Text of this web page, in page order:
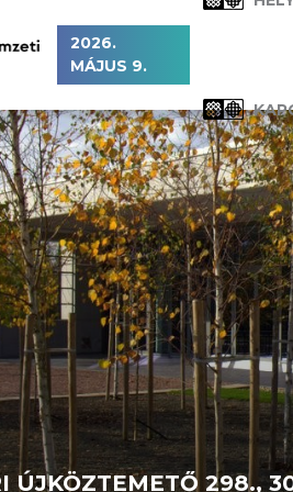
2026.
MÁJUS 9.
ÚJKÖZTEMETŐ 298.,